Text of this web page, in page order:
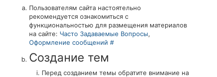
Пользователям сайта настоятельно
рекомендуется ознакомиться с
функциональностью для размещения материалов
на сайте: Часто Задаваемые Вопросы,
Оформление сообщений #
Создание тем
Перед созданием темы обратите внимание на